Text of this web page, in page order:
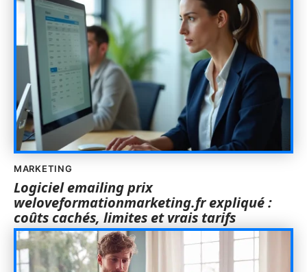
MARKETING
Logiciel emailing prix
weloveformationmarketing.fr expliqué :
coûts cachés, limites et vrais tarifs